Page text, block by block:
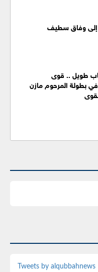
إلى وفاق سطيف
طويل .. قوى
في بطولة المرحوم مازن
Tweets by alqubbahnews